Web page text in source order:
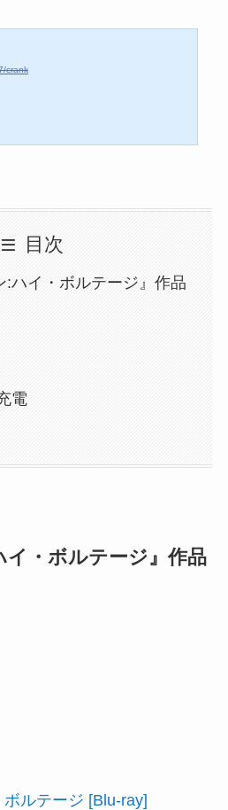
crank
目次
:ハイ・ボルテージ』作品
電
イ・ボルテージ』作品
ルテージ [Blu-ray]